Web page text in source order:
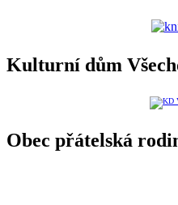
Kulturní dům
Obec přátelská